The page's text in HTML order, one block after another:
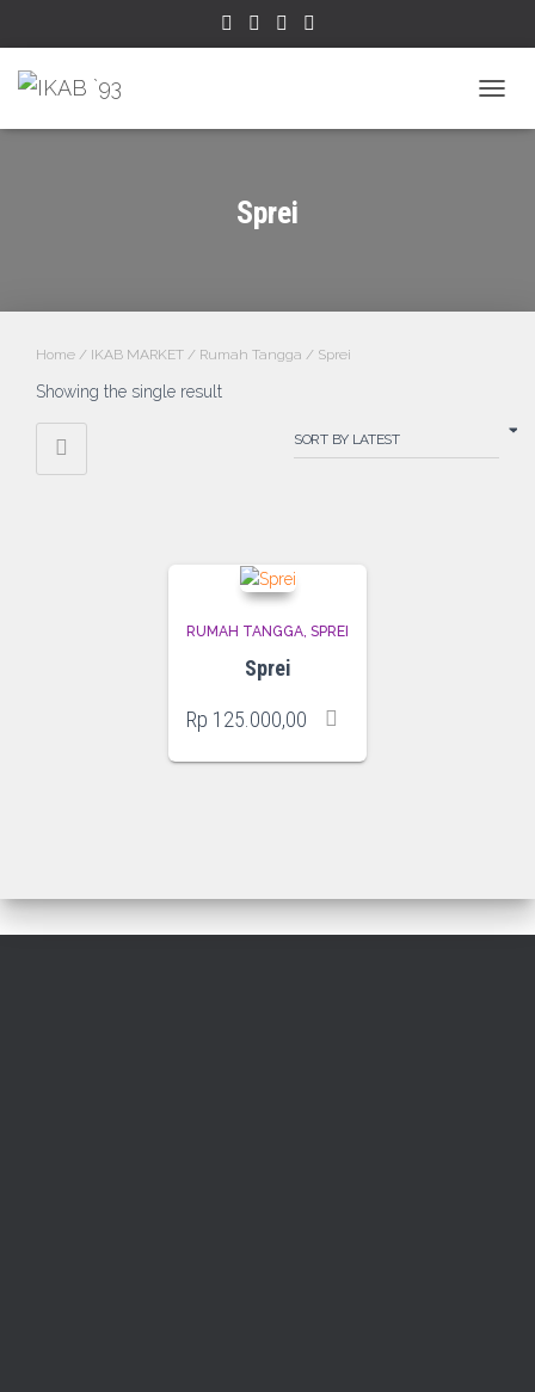
Sprei
Home / IKAB MARKET / Rumah Tangga / Sprei
Showing the single result
RUMAH TANGGA SPREI
Sprei
Rp 125.000,00